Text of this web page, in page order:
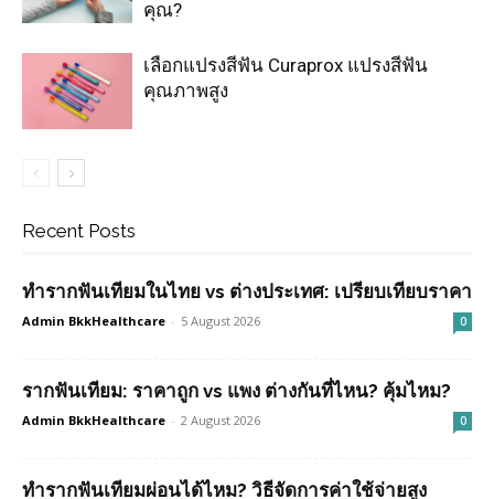
คุณ?
เลือกแปรงสีฟัน Curaprox แปรงสีฟัน
คุณภาพสูง
Recent Posts
ทำรากฟันเทียมในไทย vs ต่างประเทศ: เปรียบเทียบราคา
Admin BkkHealthcare - 5 August 2026 0
รากฟันเทียม: ราคาถูก vs แพง ต่างกันที่ไหน? คุ้มไหม?
Admin BkkHealthcare - 2 August 2026 0
ทำรากฟันเทียมผ่อนได้ไหม? วิธีจัดการค่าใช้จ่ายสูง